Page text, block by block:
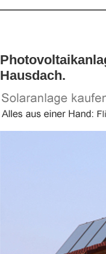
Hausdach.